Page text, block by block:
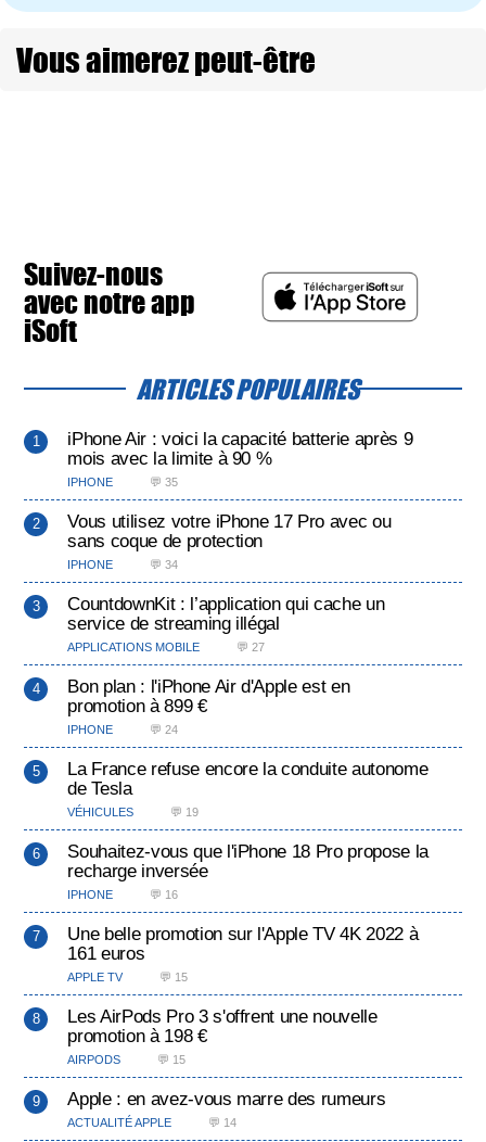
Vous aimerez peut-être
Suivez-nous
avec notre app
iSoft
ARTICLES POPULAIRES
iPhone Air : voici la capacité batterie après 9
mois avec la limite à 90 %
IPHONE 💬 35
Vous utilisez votre iPhone 17 Pro avec ou
sans coque de protection
IPHONE 💬 34
CountdownKit : l’application qui cache un
service de streaming illégal
APPLICATIONS MOBILE 💬 27
Bon plan : l'iPhone Air d'Apple est en
promotion à 899 €
IPHONE 💬 24
La France refuse encore la conduite autonome
de Tesla
VÉHICULES 💬 19
Souhaitez-vous que l'iPhone 18 Pro propose la
recharge inversée
IPHONE 💬 16
Une belle promotion sur l'Apple TV 4K 2022 à
161 euros
APPLE TV 💬 15
Les AirPods Pro 3 s'offrent une nouvelle
promotion à 198 €
AIRPODS 💬 15
Apple : en avez-vous marre des rumeurs
ACTUALITÉ APPLE 💬 14